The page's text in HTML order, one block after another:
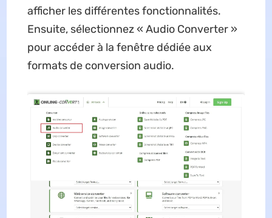
afficher les différentes fonctionnalités.
Ensuite, sélectionnez « Audio Converter »
pour accéder à la fenêtre dédiée aux
formats de conversion audio.